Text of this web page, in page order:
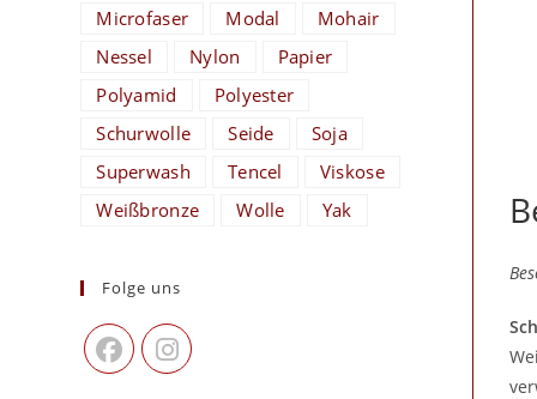
Microfaser
Modal
Mohair
Nessel
Nylon
Papier
Polyamid
Polyester
Schurwolle
Seide
Soja
Superwash
Tencel
Viskose
Weißbronze
Wolle Yak
Folge uns